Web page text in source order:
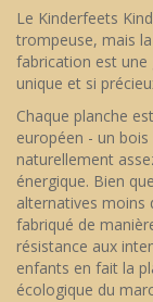
Le Kinderfeets
trompeuse, mais
fabrication est une
unique et si
Chaque planche
européen - un
naturellement
énergique. Bien
alternatives moins
fabriqué de
résistance aux
enfants en fait la
écologique du